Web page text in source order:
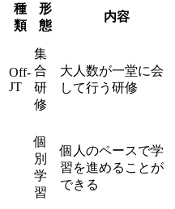
種
類
形
態
内容
Off-
JT
集
合
研
修
大人数が一堂に会
して行う研修
個
別
学
習
個人のペースで学
習を進めることが
できる